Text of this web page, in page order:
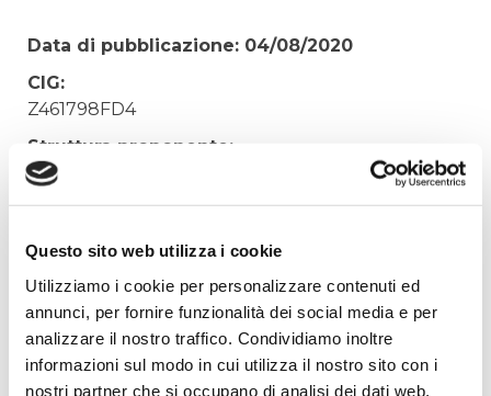
Questo sito web utilizza i cookie
Utilizziamo i cookie per personalizzare contenuti ed
annunci, per fornire funzionalità dei social media e per
analizzare il nostro traffico. Condividiamo inoltre
informazioni sul modo in cui utilizza il nostro sito con i
nostri partner che si occupano di analisi dei dati web,
Data di pubblicazione: 04/08/2020
CIG:
Z461798FD4
Struttura proponente:
'Irisacqua srl P.I./C.F. 01070220312. - Ufficio
ACQUISTO MOTORE ELETTRICO ALTA
EFFICIENZA PER SOSTITUZIONE MOTORE
POMPA 2 GUASTO ACQ.FARRA
Codice Fiscale: